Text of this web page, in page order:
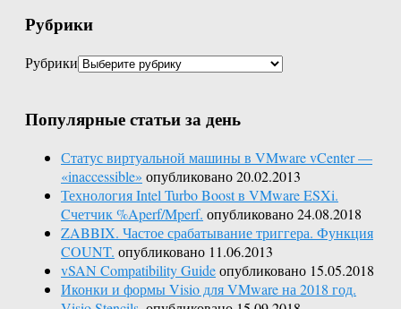
Рубрики
Рубрики
Популярные статьи за день
Статус виртуальной машины в VMware vCenter —
«inaccessible» опубликовано 20.02.2013
Технология Intel Turbo Boost в VMware ESXi.
Cчетчик %Aperf/Mperf. опубликовано 24.08.2018
ZABBIX. Частое срабатывание триггера. Функция
COUNT. опубликовано 11.06.2013
vSAN Compatibility Guideопубликовано 15.05.2018
Иконки и формы Visio для VMware на 2018 год.